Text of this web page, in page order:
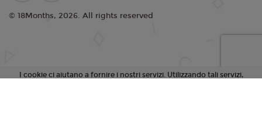
© 18Months, 2026. All rights reserved
I cookie ci aiutano a fornire i nostri servizi. Utilizzando tali servizi,